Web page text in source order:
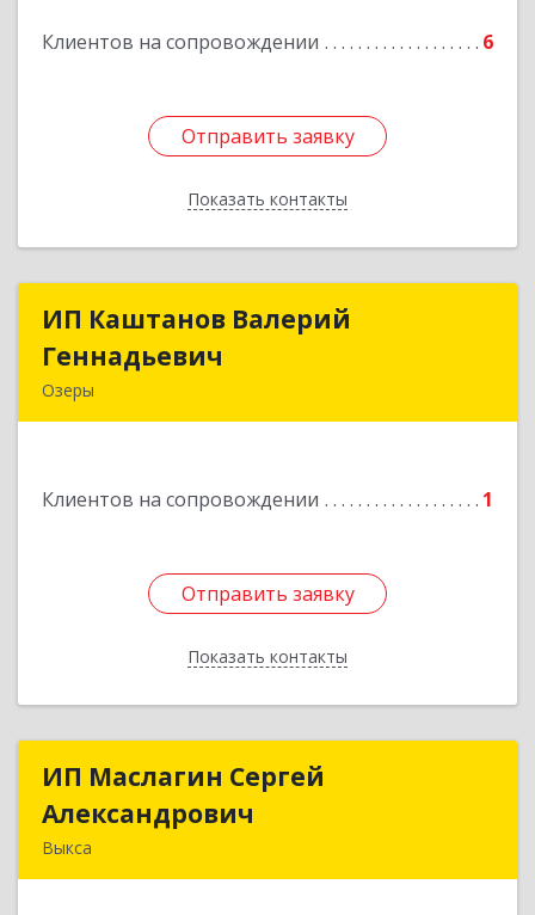
Клиентов на сопровождении 6
Отправить заявку
Показать контакты
Отправить заявку
Назад
ИП Каштанов Валерий
Геннадьевич
Озеры
Клиентов на сопровождении 1
Отправить заявку
Показать контакты
ИП Каштанов Валерий
Подробнее
Отправить заявку
Назад
ИП Маслагин Сергей
Александрович
Выкса
ИП Маслагин Сергей